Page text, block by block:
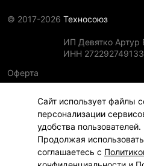
Сайт использует файлы
персонализации
удобства пользователей.
Продолжая
соглашаетесь с
© 2017-2026 Техносоюз
ИП Девятко Артур
ИНН 272292749133
Оферта
Политика конфиденциальности
Политика использования файлов
Информация для